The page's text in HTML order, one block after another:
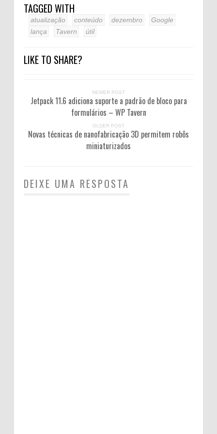
TAGGED WITH
atualização conteúdo dezembro
Google
lança
Tavern útil
LIKE TO SHARE?
NEWER POST
Jetpack 11.6 adiciona suporte a padrão de bloco para
formulários – WP Tavern
OLDER POST
Novas técnicas de nanofabricação 3D permitem robôs
miniaturizados
DEIXE UMA RESPOSTA